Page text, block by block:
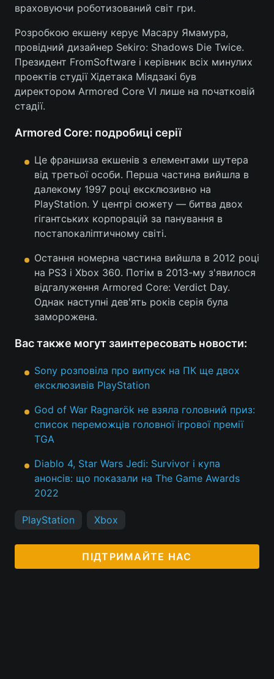
враховуючи роботизований світ гри.
Розробкою екшену керує Масару Ямамура,
провідний дизайнер Sekiro: Shadows Die Twice.
Президент FromSoftware і керівник всіх минулих
проектів студії Хідетака Міядзакі був
директором Armored Core VI лише на початковій
стадії.
Armored Core: подробиці серії
Це франшиза екшенів з елементами шутера
від третьої особи. Перша частина вийшла в
далекому 1997 році ексклюзивно на
PlayStation. У центрі сюжету — битва двох
гігантських корпорацій за панування в
постапокаліптичному світі.
Остання номерна частина вийшла в 2012 році
на PS3 і Xbox 360. Потім в 2013-му з'явилося
відгалуження Armored Core: Verdict Day.
Однак наступні дев'ять років серія була
заморожена.
Вас также могут заинтересовать новости:
Sony розповіла про випуск на ПК ще двох
ексклюзивів PlayStation
God of War Ragnarök не взяла головний приз:
список переможців головної ігрової премії
TGA
Diablo 4, Star Wars Jedi: Survivor і купа
анонсів: що показали на The Game Awards
2022
PlayStation Xbox
ПІДТРИМАЙТЕ НАС